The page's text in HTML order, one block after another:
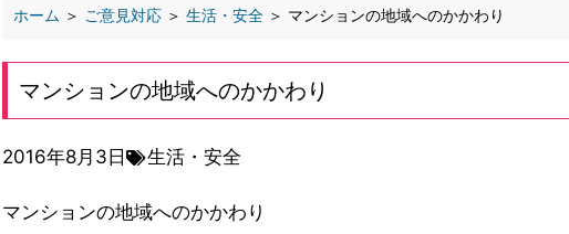
ホーム ＞ ご意見対応 ＞ 生活・安全 ＞ マンションの地域へのかかわり
マンションの地域へのかかわり
2016年8月3日 生活・安全
マンションの地域へのかかわり